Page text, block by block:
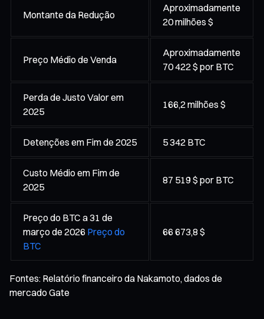
Montante da Redução
Aproximadamente
20 milhões $
Preço Médio de Venda
Aproximadamente
70 422 $ por BTC
Perda de Justo Valor em
2025
166,2 milhões $
Detenções em Fim de 2025 5 342 BTC
Custo Médio em Fim de
2025
87 519 $ por BTC
Preço do BTC a 31 de
março de 2026 Preço do
BTC
66 673,8 $
Fontes: Relatório financeiro da Nakamoto, dados de
mercado Gate